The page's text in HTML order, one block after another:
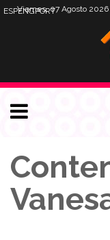
Viernes, 07 Agosto 2026
ESPENGPORT